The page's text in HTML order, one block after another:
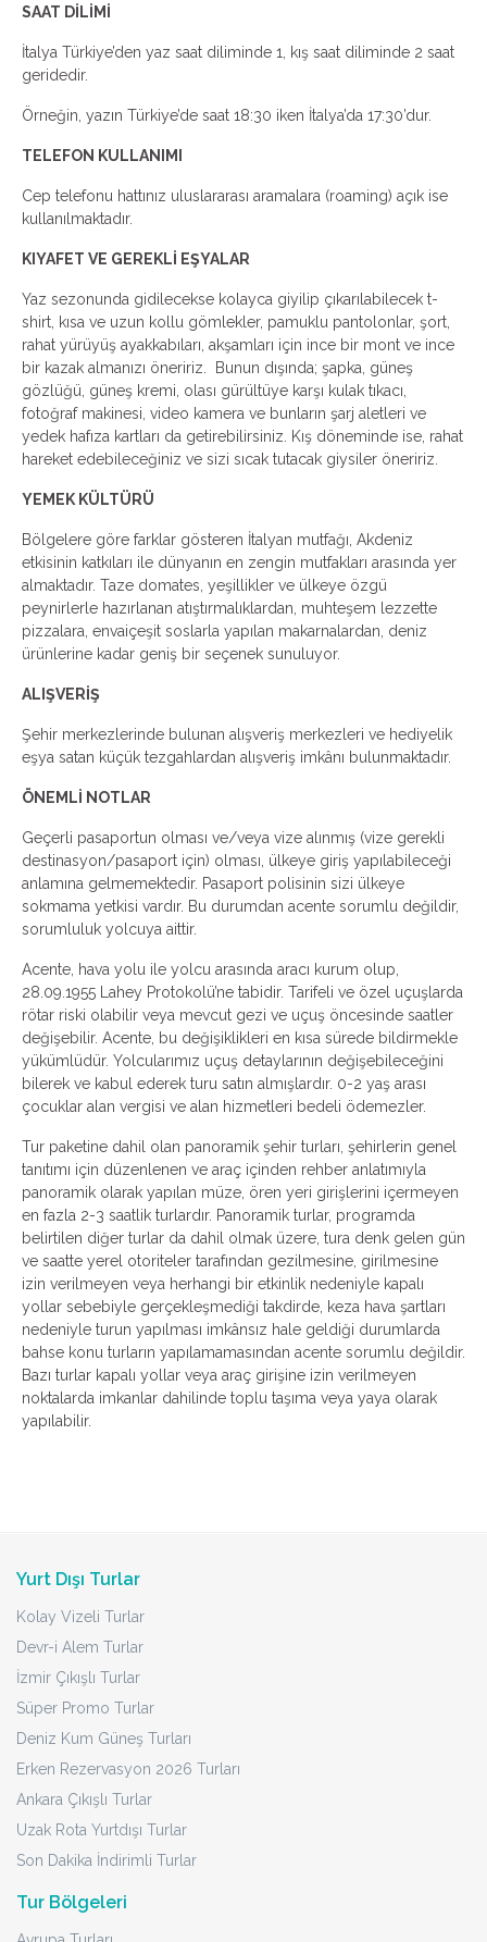
SAAT DİLİMİ
İtalya Türkiye’den yaz saat diliminde 1, kış saat diliminde 2 saat
geridedir.
Örneğin, yazın Türkiye’de saat 18:30 iken İtalya’da 17:30’dur.
TELEFON KULLANIMI
Cep telefonu hattınız uluslararası aramalara (roaming) açık ise
kullanılmaktadır.
KIYAFET VE GEREKLİ EŞYALAR
Yaz sezonunda gidilecekse kolayca giyilip çıkarılabilecek t-
shirt, kısa ve uzun kollu gömlekler, pamuklu pantolonlar, şort,
rahat yürüyüş ayakkabıları, akşamları için ince bir mont ve ince
bir kazak almanızı öneririz. Bunun dışında; şapka, güneş
gözlüğü, güneş kremi, olası gürültüye karşı kulak tıkacı,
fotoğraf makinesi, video kamera ve bunların şarj aletleri ve
yedek hafıza kartları da getirebilirsiniz. Kış döneminde ise, rahat
hareket edebileceğiniz ve sizi sıcak tutacak giysiler öneririz.
YEMEK KÜLTÜRÜ
Bölgelere göre farklar gösteren İtalyan mutfağı, Akdeniz
etkisinin katkıları ile dünyanın en zengin mutfakları arasında yer
almaktadır. Taze domates, yeşillikler ve ülkeye özgü
peynirlerle hazırlanan atıştırmalıklardan, muhteşem lezzette
pizzalara, envaiçeşit soslarla yapılan makarnalardan, deniz
ürünlerine kadar geniş bir seçenek sunuluyor.
ALIŞVERİŞ
Şehir merkezlerinde bulunan alışveriş merkezleri ve hediyelik
eşya satan küçük tezgahlardan alışveriş imkânı bulunmaktadır.
ÖNEMLİ NOTLAR
Geçerli pasaportun olması ve/veya vize alınmış (vize gerekli
destinasyon/pasaport için) olması, ülkeye giriş yapılabileceği
anlamına gelmemektedir. Pasaport polisinin sizi ülkeye
sokmama yetkisi vardır. Bu durumdan acente sorumlu değildir,
sorumluluk yolcuya aittir.
Acente, hava yolu ile yolcu arasında aracı kurum olup,
28.09.1955 Lahey Protokolü’ne tabidir. Tarifeli ve özel uçuşlarda
rötar riski olabilir veya mevcut gezi ve uçuş öncesinde saatler
değişebilir. Acente, bu değişiklikleri en kısa sürede bildirmekle
yükümlüdür. Yolcularımız uçuş detaylarının değişebileceğini
bilerek ve kabul ederek turu satın almışlardır. 0-2 yaş arası
çocuklar alan vergisi ve alan hizmetleri bedeli ödemezler.
Tur paketine dahil olan panoramik şehir turları, şehirlerin genel
tanıtımı için düzenlenen ve araç içinden rehber anlatımıyla
panoramik olarak yapılan müze, ören yeri girişlerini içermeyen
en fazla 2-3 saatlik turlardır. Panoramik turlar, programda
belirtilen diğer turlar da dahil olmak üzere, tura denk gelen gün
ve saatte yerel otoriteler tarafından gezilmesine, girilmesine
izin verilmeyen veya herhangi bir etkinlik nedeniyle kapalı
yollar sebebiyle gerçekleşmediği takdirde, keza hava şartları
nedeniyle turun yapılması imkânsız hale geldiği durumlarda
bahse konu turların yapılamamasından acente sorumlu değildir.
Bazı turlar kapalı yollar veya araç girişine izin verilmeyen
noktalarda imkanlar dahilinde toplu taşıma veya yaya olarak
yapılabilir.
Yurt Dışı Turlar
Kolay Vizeli Turlar
Devr-i Alem Turlar
İzmir Çıkışlı Turlar
Süper Promo Turlar
Deniz Kum Güneş Turları
Erken Rezervasyon 2026 Turları
Ankara Çıkışlı Turlar
Uzak Rota Yurtdışı Turlar
Son Dakika İndirimli Turlar
Tur Bölgeleri